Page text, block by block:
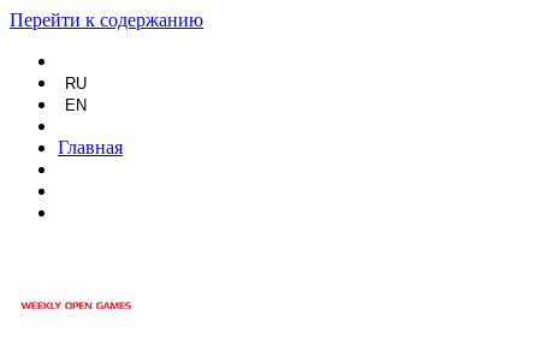
Перейти к содержанию
RU
EN
Главная